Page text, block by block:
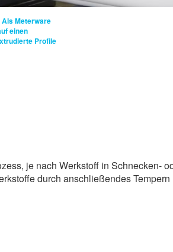
Als Meterware
einen
Profile
je nach Werkstoff in Schnecken-
durch anschließendes Tempern